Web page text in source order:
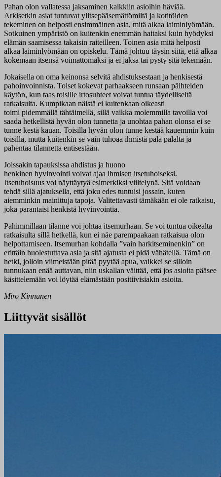
Pahan olon vallatessa jaksaminen kaikkiin asioihin häviää.
Arkisetkin asiat tuntuvat ylitsepääsemättömiltä ja kotitöiden
tekeminen on helposti ensimmäinen asia, mitä alkaa laiminlyömään.
Sotkuinen ympäristö on kuitenkin enemmän haitaksi kuin hyödyksi
elämän saamisessa takaisin raiteilleen. Toinen asia mitä helposti
alkaa laiminlyömään on opiskelu. Tämä johtuu täysin siitä, että alkaa
kokemaan itsensä voimattomaksi ja ei jaksa tai pysty sitä tekemään.
Jokaisella on oma keinonsa selvitä ahdistuksestaan ja henkisestä
pahoinvoinnista. Toiset kokevat parhaakseen runsaan päihteiden
käytön, kun taas toisille irtosuhteet voivat tuntua täydelliseltä
ratkaisulta. Kumpikaan näistä ei kuitenkaan oikeasti
toimi pidemmällä tähtäimellä, sillä vaikka molemmilla tavoilla voi
saada hetkellistä hyvän olon tunnetta ja unohtaa pahan olonsa ei se
tunne kestä kauan. Toisilla hyvän olon tunne kestää kauemmin kuin
toisilla, mutta kuitenkin se vain tuhoaa ihmistä pala palalta ja
pahentaa tilannetta entisestään.
Joissakin tapauksissa ahdistus ja huono
henkinen hyvinvointi voivat ajaa ihmisen itsetuhoiseksi.
Itsetuhoisuus voi näyttäytyä esimerkiksi viiltelynä. Sitä voidaan
tehdä sillä ajatuksella, että joku edes tuntuisi jossain, kuten
aiemminkin mainittuja tapoja. Valitettavasti tämäkään ei ole ratkaisu,
joka parantaisi henkistä hyvinvointia.
Pahimmillaan tilanne voi johtaa itsemurhaan. Se voi tuntua oikealta
ratkaisulta sillä hetkellä, kun ei näe parempaakaan ratkaisua olon
helpottamiseen. Itsemurhan kohdalla ”vain harkitseminenkin” on
erittäin huolestuttava asia ja sitä ajatusta ei pidä vähätellä. Tämä on
hetki, jolloin viimeistään pitää pyytää apua, vaikkei se silloin
tunnukaan enää auttavan, niin uskallan väittää, että jos asioita pääsee
käsittelemään voi löytää elämästään positiivisiakin asioita.
Miro Kinnunen
Liittyvät sisällöt